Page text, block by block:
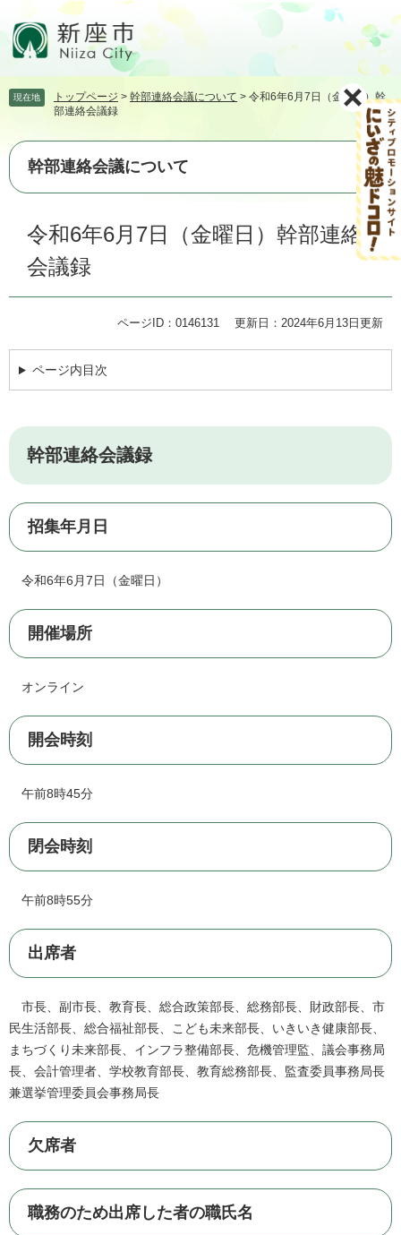
頭
す。
飛
て
本
現在地 トップページ > 幹部連絡会議について > 令和6年6月7日（金曜日）幹
部連絡会議録
幹部連絡会議について
令和6年6月7日（金曜日）幹部連絡
会議録
ページID：0146131 更新日：2024年6月13日更新
ページ内目次
幹部連絡会議録
招集年月日
令和6年6月7日（金曜日）
開催場所
オンライン
開会時刻
午前8時45分
閉会時刻
午前8時55分
出席者
市長、副市長、教育長、総合政策部長、総務部長、財政部長、市
民生活部長、総合福祉部長、こども未来部長、いきいき健康部長、
まちづくり未来部長、インフラ整備部長、危機管理監、議会事務局
長、会計管理者、学校教育部長、教育総務部長、監査委員事務局長
兼選挙管理委員会事務局長
欠席者
職務のため出席した者の職氏名